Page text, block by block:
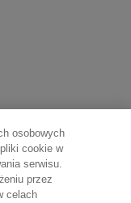
osobowych
cookie w
serwisu.
przez
celach